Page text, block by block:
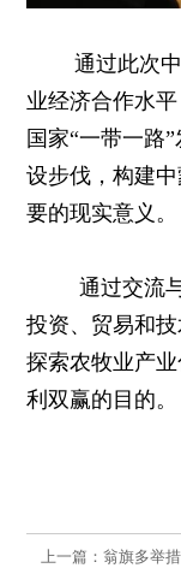
通过此次中
业经济合作水
国家“一带一路
设步伐，构建
要的现实意义。
通过交流
投资、贸易和
探索农牧业产
利双赢的目的。
上一篇：翁旗多举